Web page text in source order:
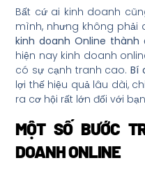
Bất cứ ai kinh doanh
mình, nhưng không phải
kinh doanh Online thành
hiện nay kinh doanh
có sự cạnh tranh cao.Bí
lợi thế hiệu quả lâu dài,
ra cơ hội rất lớn đối với
MỘT SỐ BƯỚC
DOANH ONLINE